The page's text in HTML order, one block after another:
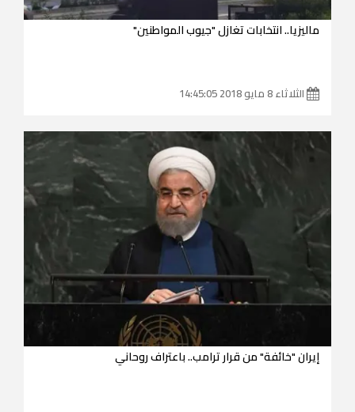
ماليزيا.. انتخابات تغازل "جيوب المواطنين"
الثلاثاء 8 مايو 2018 14:45:05
إيران "خائفة" من قرار ترامب.. باعتراف روحاني